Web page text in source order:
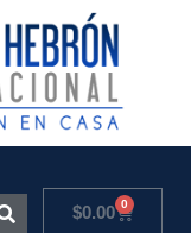
$0.00 0